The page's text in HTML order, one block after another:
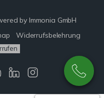
by Immonia GmbH
Widerrufsbelehrung